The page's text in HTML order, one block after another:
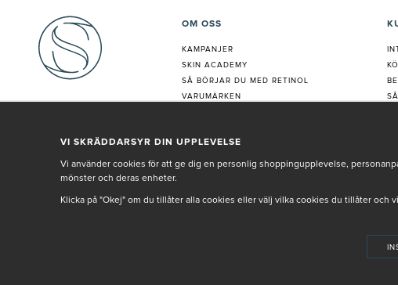
OM OSS
KAMPANJER
SKIN ACADEMY
SÅ BÖRJAR DU MED RETINOL
VARUMÄRKEN
VÅR PERSONAL
VI SKRÄDDARSYR DIN UPPLEVELSE
Vi använder cookies för att ge dig en personlig shoppingupplevelse,
mönster och deras enheter.
Klicka på "Okej" om du tillåter alla cookies eller välj vilka cookies du tillåter och